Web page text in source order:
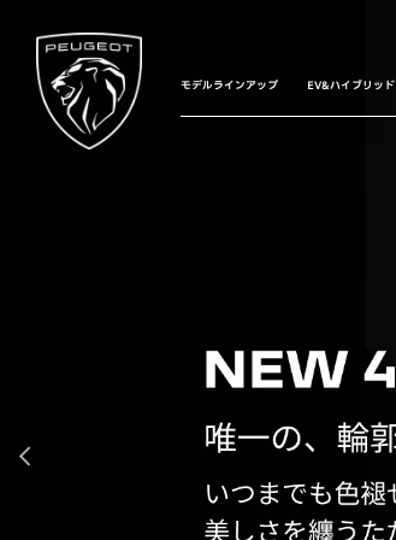
モデルラインアップ EV&ハイブリッド